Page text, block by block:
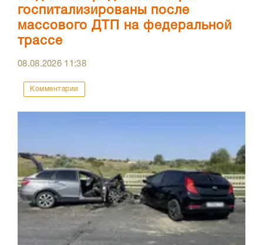
госпитализированы после
массового ДТП на федеральной
трассе
08.08.2026 11:38
Комментарии